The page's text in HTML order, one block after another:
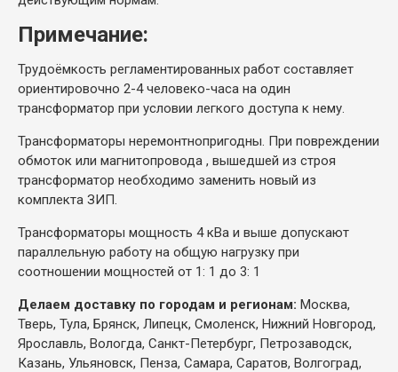
Примечание:
Трудоёмкость регламентированных работ составляет
ориентировочно 2-4 человеко-часа на один
трансформатор при условии легкого доступа к нему.
Трансформаторы неремонтнопригодны. При повреждении
обмоток или магнитопровода , вышедшей из строя
трансформатор необходимо заменить новый из
комплекта ЗИП.
Трансформаторы мощность 4 кВа и выше допускают
параллельную работу на общую нагрузку при
соотношении мощностей от 1: 1 до 3: 1
Делаем доставку по городам и регионам: Москва,
Тверь, Тула, Брянск, Липецк, Смоленск, Нижний Новгород,
Ярославль, Вологда, Санкт-Петербург, Петрозаводск,
Казань, Ульяновск, Пенза, Самара, Саратов, Волгоград,